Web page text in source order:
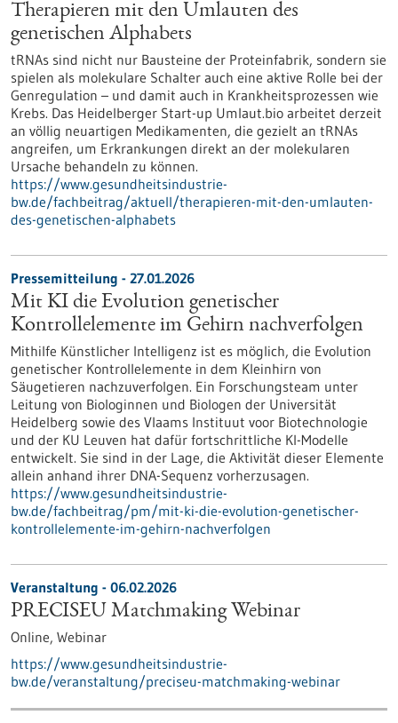
Therapieren mit den Umlauten des
genetischen Alphabets
tRNAs sind nicht nur Bausteine der Proteinfabrik, sondern sie
spielen als molekulare Schalter auch eine aktive Rolle bei der
Genregulation – und damit auch in Krankheitsprozessen wie
Krebs. Das Heidelberger Start-up Umlaut.bio arbeitet derzeit
an völlig neuartigen Medikamenten, die gezielt an tRNAs
angreifen, um Erkrankungen direkt an der molekularen
Ursache behandeln zu können.
https://www.gesundheitsindustrie-
bw.de/fachbeitrag/aktuell/therapieren-mit-den-umlauten-
des-genetischen-alphabets
Pressemitteilung - 27.01.2026
Mit KI die Evolution genetischer
Kontrollelemente im Gehirn nachverfolgen
Mithilfe Künstlicher Intelligenz ist es möglich, die Evolution
genetischer Kontrollelemente in dem Kleinhirn von
Säugetieren nachzuverfolgen. Ein Forschungsteam unter
Leitung von Biologinnen und Biologen der Universität
Heidelberg sowie des Vlaams Instituut voor Biotechnologie
und der KU Leuven hat dafür fortschrittliche KI-Modelle
entwickelt. Sie sind in der Lage, die Aktivität dieser Elemente
allein anhand ihrer DNA-Sequenz vorherzusagen.
https://www.gesundheitsindustrie-
bw.de/fachbeitrag/pm/mit-ki-die-evolution-genetischer-
kontrollelemente-im-gehirn-nachverfolgen
Veranstaltung - 06.02.2026
PRECISEU Matchmaking Webinar
Online, Webinar
https://www.gesundheitsindustrie-
bw.de/veranstaltung/preciseu-matchmaking-webinar